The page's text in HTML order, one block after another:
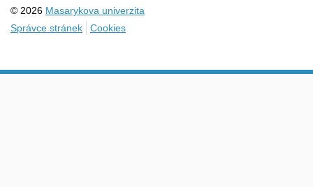
© 2026 Masarykova univerzita
Správce stránek
Cookies